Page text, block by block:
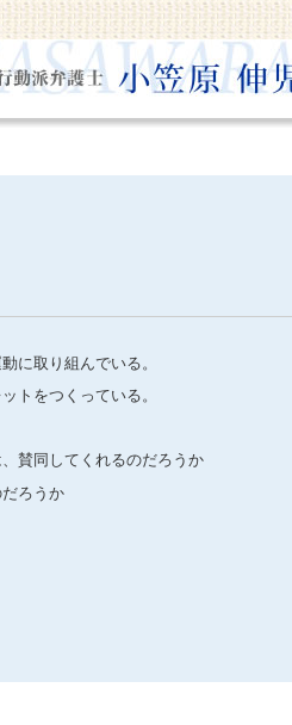
に取り組んでいる。
トをつくっている。
賛同してくれるのだろうか
ろうか